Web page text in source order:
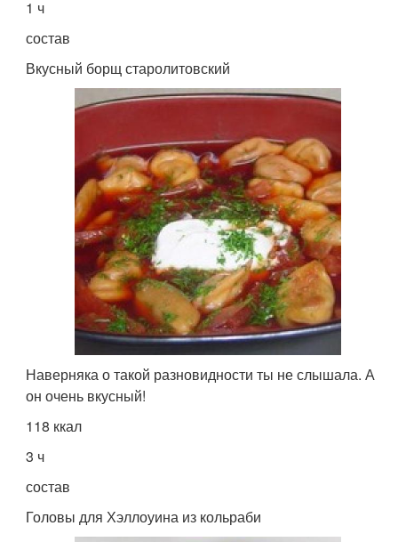
1 ч
состав
Вкусный борщ старолитовский
Наверняка о такой разновидности ты не слышала. А
он очень вкусный!
118 ккал
3 ч
состав
Головы для Хэллоуина из кольраби